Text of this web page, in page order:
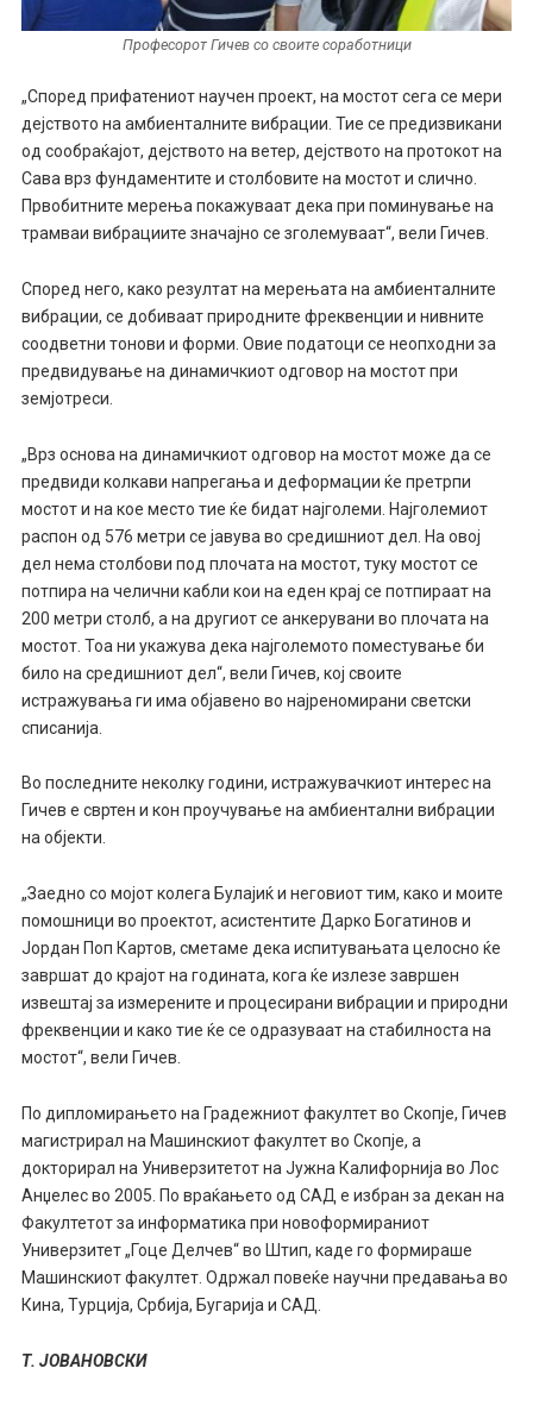
Професорот Гичев со своите соработници
„Според прифатениот научен проект, на мостот сега се мери
дејството на амбиенталните вибрации. Тие се предизвикани
од сообраќајот, дејството на ветер, дејството на протокот на
Сава врз фундаментите и столбовите на мостот и слично.
Првобитните мерења покажуваат дека при поминување на
трамваи вибрациите значајно се зголемуваат“, вели Гичев.
Според него, како резултат на мерењата на амбиенталните
вибрации, се добиваат природните фреквенции и нивните
соодветни тонови и форми. Овие податоци се неопходни за
предвидување на динамичкиот одговор на мостот при
земјотреси.
„Врз основа на динамичкиот одговор на мостот може да се
предвиди колкави напрегања и деформации ќе претрпи
мостот и на кое место тие ќе бидат најголеми. Најголемиот
распон од 576 метри се јавува во средишниот дел. На овој
дел нема столбови под плочата на мостот, туку мостот се
потпира на челични кабли кои на еден крај се потпираат на
200 метри столб, а на другиот се анкерувани во плочата на
мостот. Тоа ни укажува дека најголемото поместување би
било на средишниот дел“, вели Гичев, кој своите
истражувања ги има објавено во најреномирани светски
списанија.
Во последните неколку години, истражувачкиот интерес на
Гичев е свртен и кон проучување на амбиентални вибрации
на објекти.
„Заедно со мојот колега Булајиќ и неговиот тим, како и моите
помошници во проектот, асистентите Дарко Богатинов и
Јордан Поп Картов, сметаме дека испитувањата целосно ќе
завршат до крајот на годината, кога ќе излезе завршен
извештај за измерените и процесирани вибрации и природни
фреквенции и како тие ќе се одразуваат на стабилноста на
мостот“, вели Гичев.
По дипломирањето на Градежниот факултет во Скопје, Гичев
магистрирал на Машинскиот факултет во Скопје, а
докторирал на Универзитетот на Јужна Калифорнија во Лос
Анџелес во 2005. По враќањето од САД е избран за декан на
Факултетот за информатика при новоформираниот
Универзитет „Гоце Делчев“ во Штип, каде го формираше
Машинскиот факултет. Одржал повеќе научни предавања во
Кина, Турција, Србија, Бугарија и САД.
Т. ЈОВАНОВСКИ